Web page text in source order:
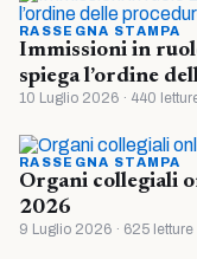
RASSEGNA STAMPA
Immissioni in
spiega l’ordine
10 Luglio 2026 · 440
RASSEGNA STAMPA
Organi collegiali
2026
9 Luglio 2026 · 625 letture